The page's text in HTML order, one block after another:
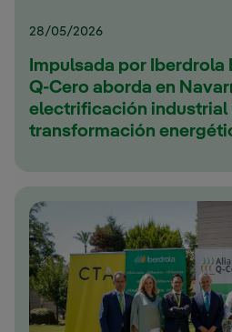
28/05/2026
Impulsada por Iberdrola
Q-Cero aborda en
electrificación industrial
transformación